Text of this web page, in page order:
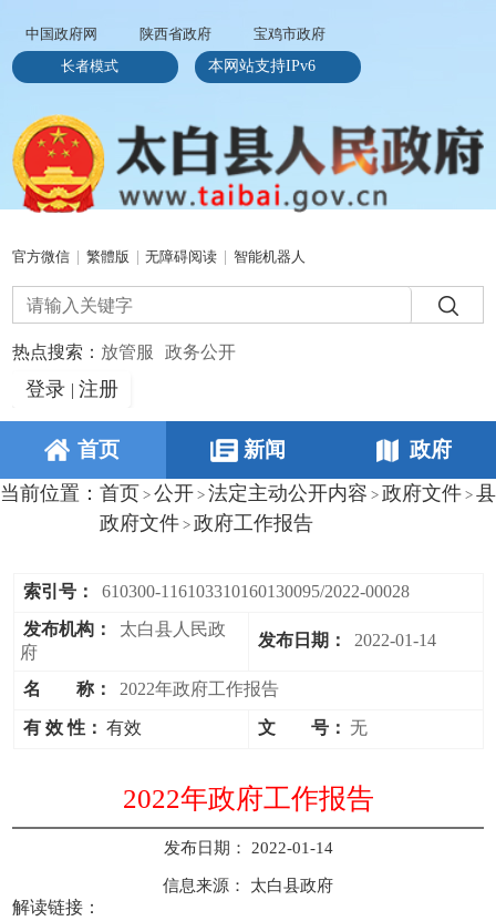
中国政府网 陕西省政府
宝鸡市政府
长者模式
本网站支持IPv6
官方微信 繁體版 无障碍阅读 智能机器人
热点搜索： 放管服 政务公开
登录 注册
首页 新闻 政府
当前位置： 首页 > 公开 > 法定主动公开内容 > 政府文件 > 县
政府文件 > 政府工作报告
索引号：
610300-116103310160130095/2022-00028
发布机构：
太白县人民政
府
发布日期： 2022-01-14
名 称： 2022年政府工作报告
有 效 性： 有效 文 号： 无
2022年政府工作报告
发布日期： 2022-01-14
信息来源： 太白县政府
解读链接：